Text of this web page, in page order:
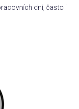
dní, často i